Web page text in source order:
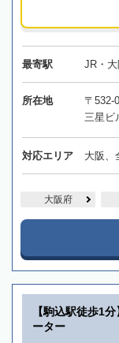
最寄駅 JR・
所在地
〒532-
三星ビ
対応エリア 大阪、
大阪府
【駒込駅徒歩1
ーター